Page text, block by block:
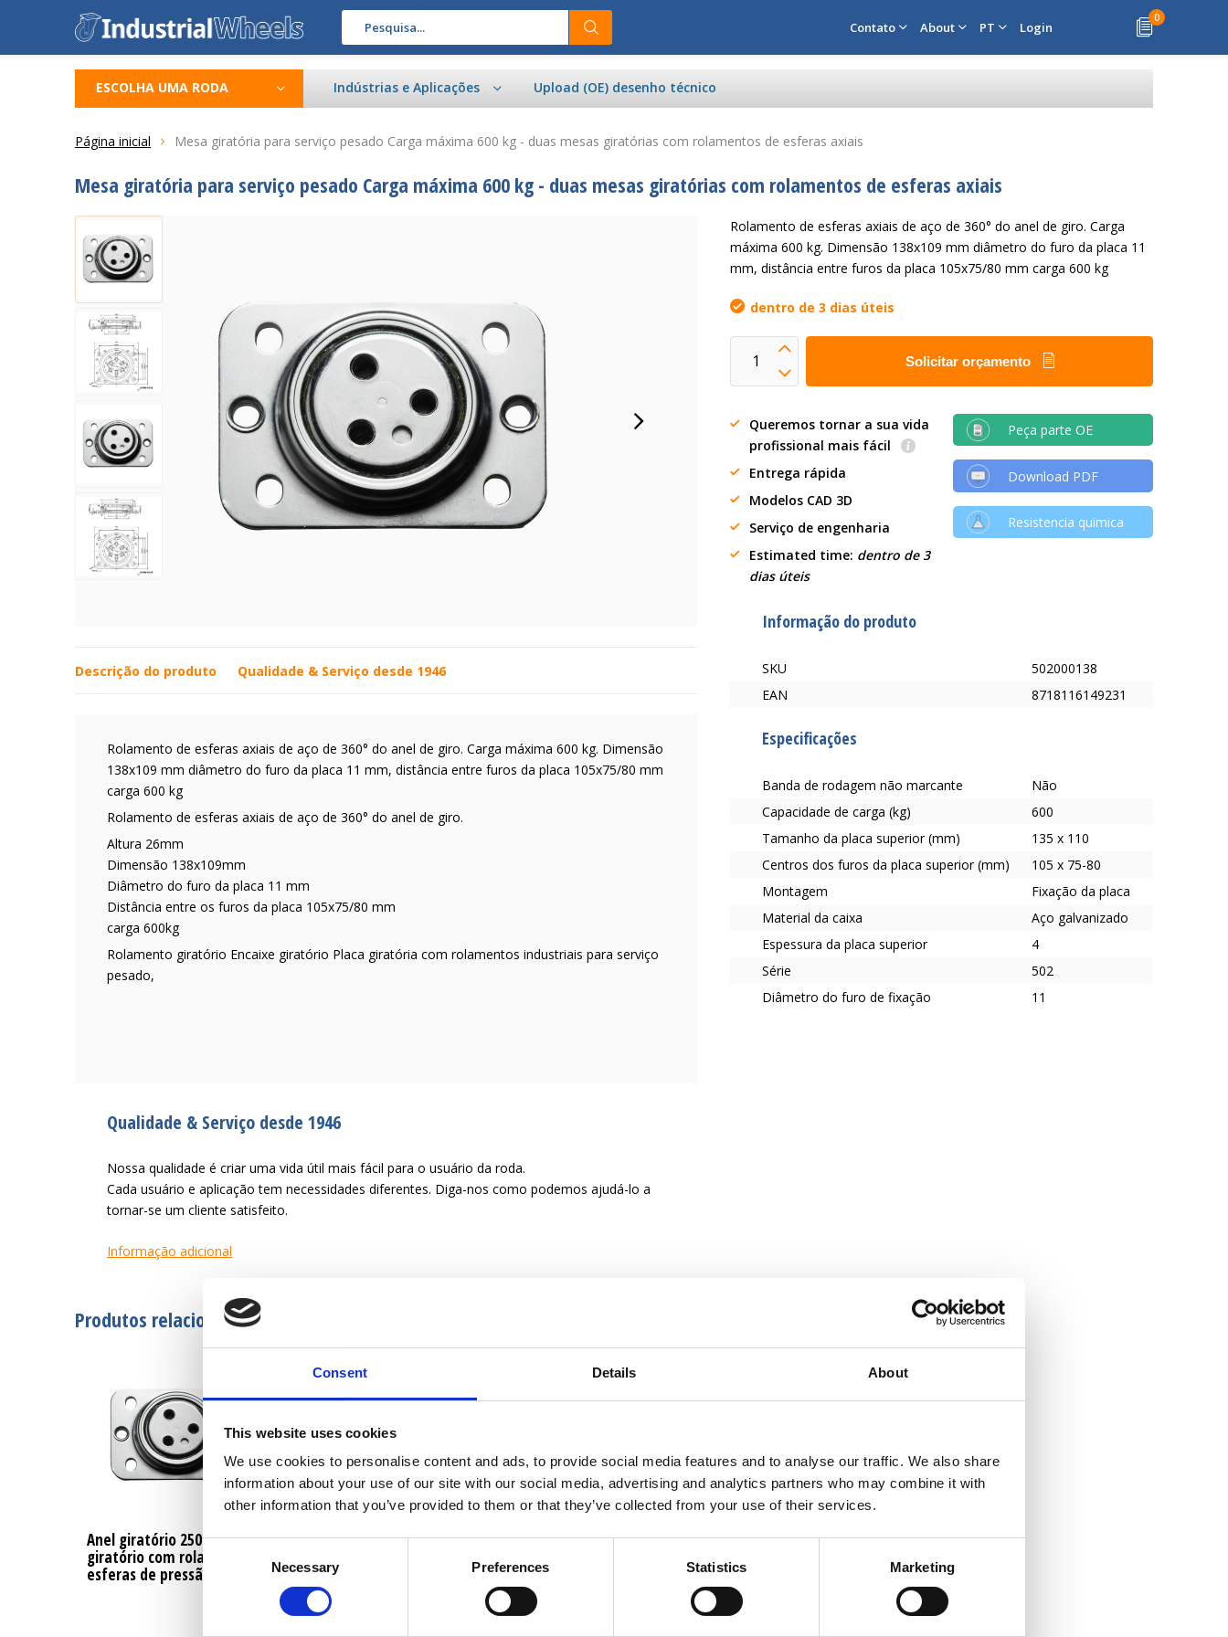
Consent Details About
This website uses cookies
We use cookies to personalise content and ads, to provide social media features and to analyse our traffic. We also share
information about your use of our site with our social media, advertising and analytics partners who may combine it with
other information that you’ve provided to them or that they’ve collected from your use of their services.
Necessary Preferences Statistics Marketing
Contato About PT Login
0
ESCOLHA UMA RODA Indústrias e Aplicações Upload (OE) desenho técnico
Página inicial Mesa giratória para serviço pesado Carga máxima 600 kg - duas mesas giratórias com rolamentos de esferas axiais
Mesa giratória para serviço pesado Carga máxima 600 kg - duas mesas giratórias com rolamentos de esferas axiais
Descrição do produto Qualidade & Serviço desde 1946
Rolamento de esferas axiais de aço de 360° do anel de giro. Carga máxima 600 kg. Dimensão
138x109 mm diâmetro do furo da placa 11 mm, distância entre furos da placa 105x75/80 mm
carga 600 kg
Rolamento de esferas axiais de aço de 360° do anel de giro.
Altura 26mm
Dimensão 138x109mm
Diâmetro do furo da placa 11 mm
Distância entre os furos da placa 105x75/80 mm
carga 600kg
Rolamento giratório Encaixe giratório Placa giratória com rolamentos industriais para serviço
pesado,
Qualidade & Serviço desde 1946
Nossa qualidade é criar uma vida útil mais fácil para o usuário da roda.
Cada usuário e aplicação tem necessidades diferentes. Diga-nos como podemos ajudá-lo a
tornar-se um cliente satisfeito.
Informação adicional
Rolamento de esferas axiais de aço de 360° do anel de giro. Carga
máxima 600 kg. Dimensão 138x109 mm diâmetro do furo da placa 11
mm, distância entre furos da placa 105x75/80 mm carga 600 kg
dentro de 3 dias úteis
Solicitar orçamento
Queremos tornar a sua vida
profissional mais fácil
Entrega rápida
Modelos CAD 3D
Serviço de engenharia
Estimated time: dentro de 3
dias úteis
Peça parte OE
Download PDF
Resistencia quimica
Informação do produto
SKU
502000138
EAN
8718116149231
Especificações
Banda de rodagem não marcante
Não
Capacidade de carga (kg)
600
Tamanho da placa superior (mm)
135 x 110
Centros dos furos da placa superior (mm)
105 x 75-80
Montagem
Fixação da placa
Material da caixa
Aço galvanizado
Espessura da placa superior
4
Série
502
Diâmetro do furo de fixação
11
Produtos relacionados
Anel giratório 250KG, prato
giratório com rolamento de
esferas de pressão